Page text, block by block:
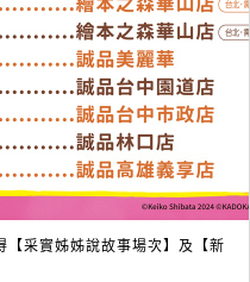
【采實姊姊說故事場次】及【新